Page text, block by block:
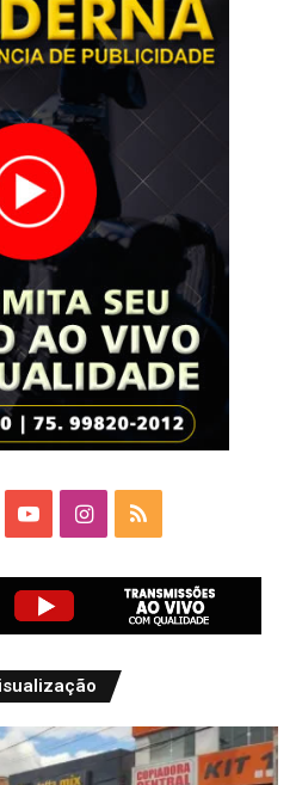
YouTubeInstagram
RSS